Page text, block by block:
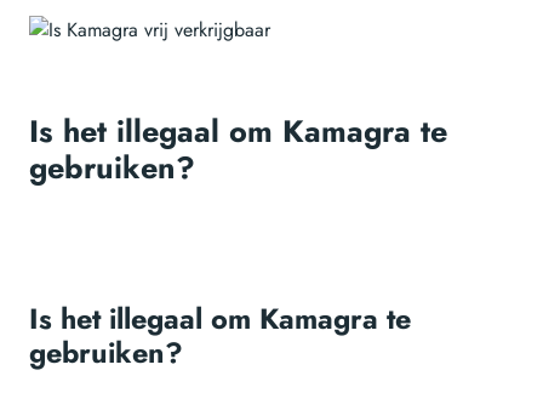
Is het illegaal om Kamagra te
gebruiken?
Is het illegaal om Kamagra te
gebruiken?